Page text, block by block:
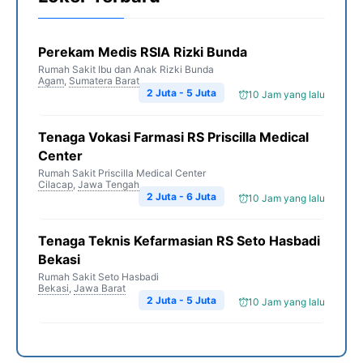
k
m
p
Perekam Medis RSIA Rizki Bunda
Rumah Sakit Ibu dan Anak Rizki Bunda
Agam, Sumatera Barat
10 Jam yang lalu
2 Juta - 5 Juta
Tenaga Vokasi Farmasi RS Priscilla Medical
Center
Rumah Sakit Priscilla Medical Center
Cilacap, Jawa Tengah
10 Jam yang lalu
2 Juta - 6 Juta
Tenaga Teknis Kefarmasian RS Seto Hasbadi
Bekasi
Rumah Sakit Seto Hasbadi
Bekasi, Jawa Barat
10 Jam yang lalu
2 Juta - 5 Juta